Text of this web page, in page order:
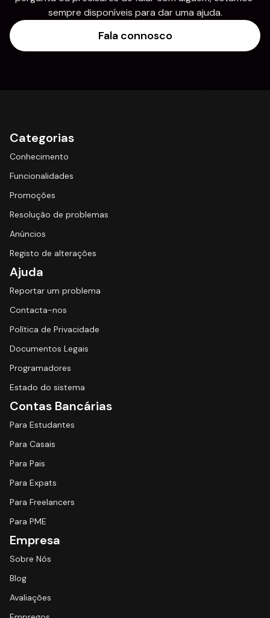
sempre disponíveis para dar uma ajuda.
Fala connosco
Categorias
Conhecimento
Funcionalidades
Promoções
Resolução de problemas
Anúncios
Registo de alterações
Ajuda
Reportar um problema
Contacta-nos
Política de Privacidade
Documentos Legais
Programadores
Estado do sistema
Contas Bancárias
Para Estudantes
Para Casais
Para Pais
Para Expats
Para Freelancers
Para PME
Empresa
Sobre Nós
Blog
Avaliações